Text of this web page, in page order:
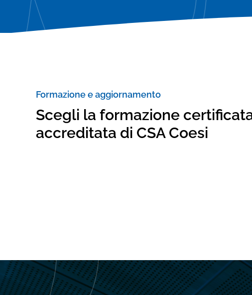
Verifica adeguamento statutario e
consulenza legale
Verifica adeguamento statutario e
Formazione e aggiornamento
Scegli la formazione
accreditata di CSA Coesi